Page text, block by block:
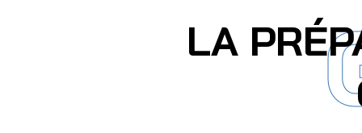
LA